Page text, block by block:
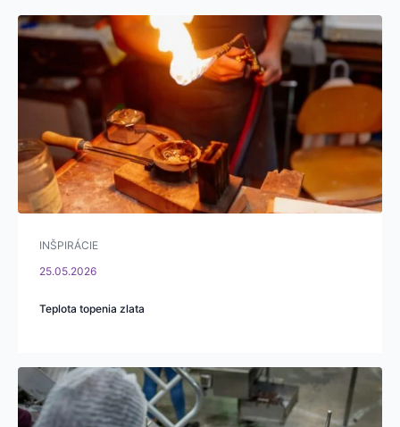
INŠPIRÁCIE
25.05.2026
Teplota topenia zlata